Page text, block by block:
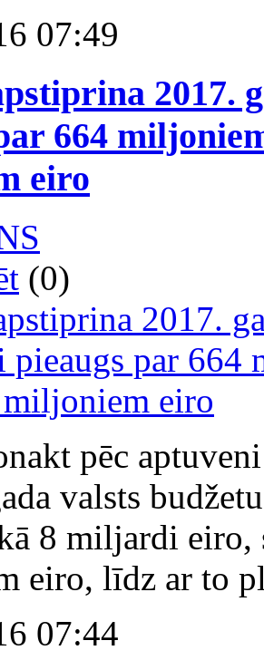
07:49
2017.
664
eiro
(0)
pēc
valsts
8 miljardi eiro,
eiro, līdz ar to
07:44